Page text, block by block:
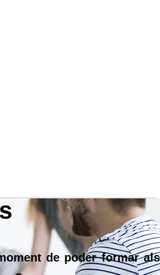
de poder formar als